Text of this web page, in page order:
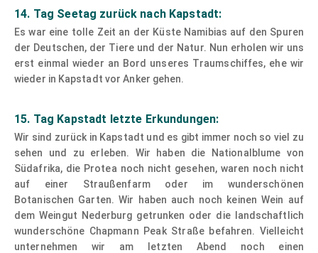
14. Tag Seetag zurück nach Kapstadt:
Es war eine tolle Zeit an der Küste Namibias auf den Spuren
der Deutschen, der Tiere und der Natur. Nun erholen wir uns
erst einmal wieder an Bord unseres Traumschiffes, ehe wir
wieder in Kapstadt vor Anker gehen.
15. Tag Kapstadt letzte Erkundungen:
Wir sind zurück in Kapstadt und es gibt immer noch so viel zu
sehen und zu erleben. Wir haben die Nationalblume von
Südafrika, die Protea noch nicht gesehen, waren noch nicht
auf einer Straußenfarm oder im wunderschönen
Botanischen Garten. Wir haben auch noch keinen Wein auf
dem Weingut Nederburg getrunken oder die landschaftlich
wunderschöne Chapmann Peak Straße befahren. Vielleicht
unternehmen wir am letzten Abend noch einen